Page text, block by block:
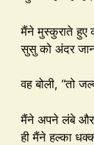
मैंने मुस्कुराते हुए
सुसु को अंदर
वह बोली, “तो
मैंने अपने लंबे और
ही मैंने हल्का